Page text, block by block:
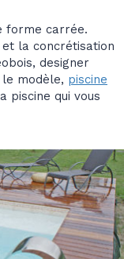
forme carrée.
la concrétisation
designer
modèle, piscine
piscine qui vous